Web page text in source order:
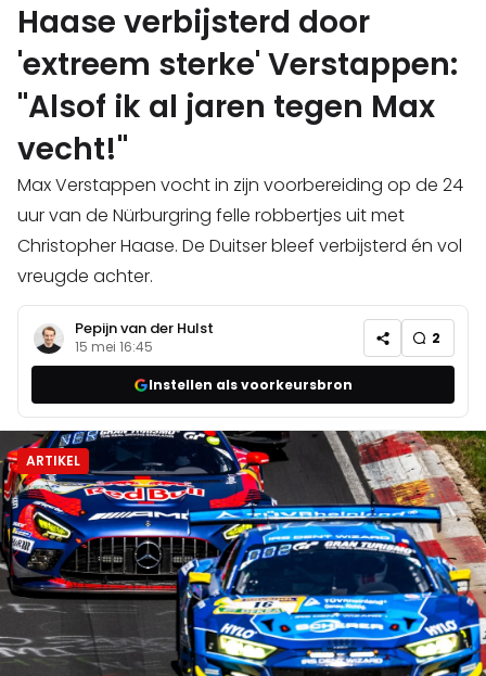
Haase verbijsterd door
'extreem sterke' Verstappen:
"Alsof ik al jaren tegen Max
vecht!"
Max Verstappen vocht in zijn voorbereiding op de 24
uur van de Nürburgring felle robbertjes uit met
Christopher Haase. De Duitser bleef verbijsterd én vol
vreugde achter.
Pepijn van der Hulst
15 mei 16:45 2
Instellen als voorkeursbron
ARTIKEL